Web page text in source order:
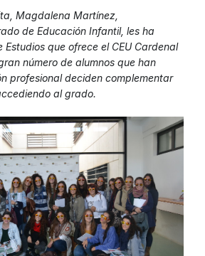
Magdalena Martínez,
de Educación Infantil, les ha
que ofrece el CEU Cardenal
número de alumnos que han
profesional deciden complementar
al grado.